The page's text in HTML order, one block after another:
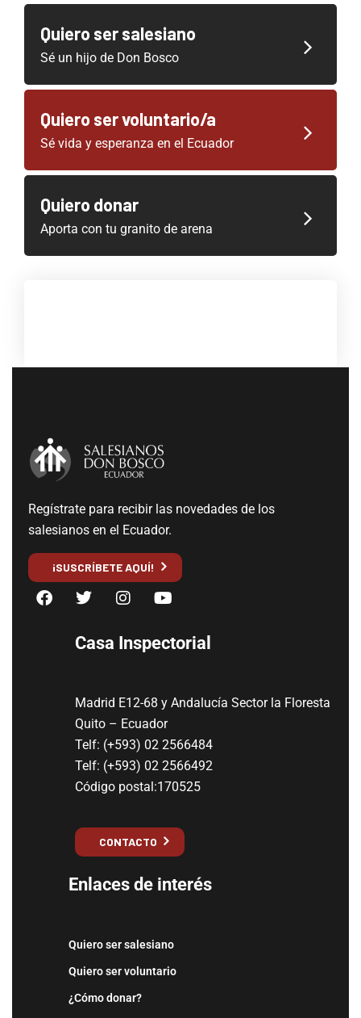
Quiero ser salesiano
Sé un hijo de Don Bosco
Quiero ser voluntario/a
Sé vida y esperanza en el Ecuador
Quiero donar
Aporta con tu granito de arena
Regístrate para recibir las novedades de los
salesianos en el Ecuador.
¡SUSCRÍBETE AQUÍ!
Casa Inspectorial
Madrid E12-68 y Andalucía Sector la Floresta
Quito – Ecuador
Telf: (+593) 02 2566484
Telf: (+593) 02 2566492
Código postal:170525
CONTACTO
Enlaces de interés
Quiero ser salesiano
Quiero ser voluntario
¿Cómo donar?